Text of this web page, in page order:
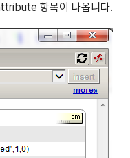
항목이 나옵니다.